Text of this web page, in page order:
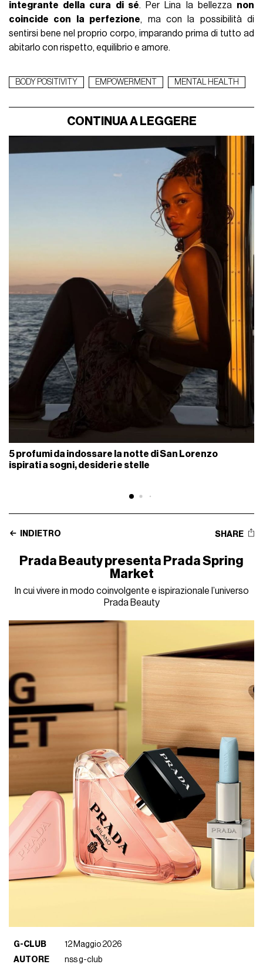
integrante della cura di sé. Per Lina la bellezza non
coincide con la perfezione, ma con la possibilità di
sentirsi bene nel proprio corpo, imparando prima di tutto ad
abitarlo con rispetto, equilibrio e amore.
BODY POSITIVITY EMPOWERMENT MENTAL HEALTH
CONTINUA A LEGGERE
5 profumi da indossare la notte di San Lorenzo
ispirati a sogni, desideri e stelle
INDIETRO SHARE
Prada Beauty presenta Prada Spring
Market
In cui vivere in modo coinvolgente e ispirazionale l’universo
Prada Beauty
G-CLUB
12 Maggio 2026
AUTORE
nss g-club